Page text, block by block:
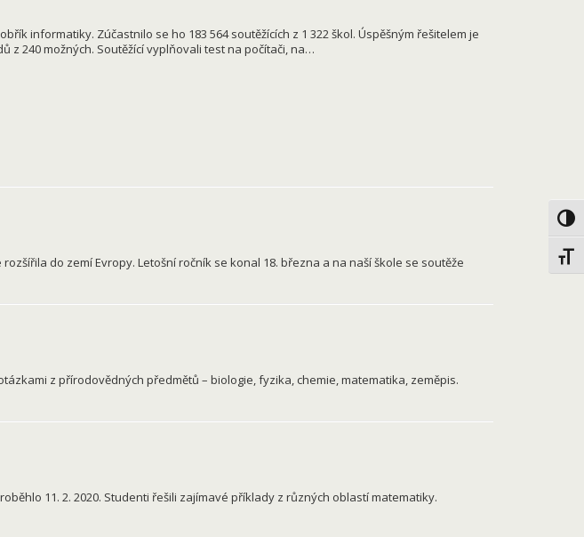
informatiky. Zúčastnilo se ho 183 564 soutěžících z 1 322 škol. Úspěšným řešitelem je
z 240 možných. Soutěžící vyplňovali test na počítači, na…
do zemí Evropy. Letošní ročník se konal 18. března a na naší škole se soutěže
z přírodovědných předmětů – biologie, fyzika, chemie, matematika, zeměpis.
11. 2. 2020. Studenti řešili zajímavé příklady z různých oblastí matematiky.